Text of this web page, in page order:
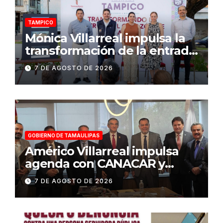
TAMPICO
Mónica Villarreal impulsa la
transformación de la entrada
al Centro Histórico de
Tampico
7 DE AGOSTO DE 2026
GOBIERNO DE TAMAULIPAS
Américo Villarreal impulsa
agenda con CANACAR y
CONCAMIN para fortalecer la
competitividad de
Tamaulipas
7 DE AGOSTO DE 2026